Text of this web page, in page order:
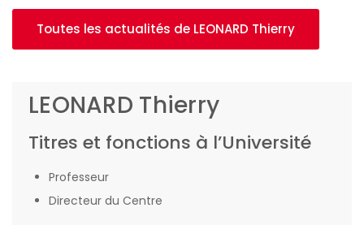
Toutes les actualités de LEONARD Thierry
LEONARD Thierry
Titres et fonctions à l’Université
Professeur
Directeur du Centre